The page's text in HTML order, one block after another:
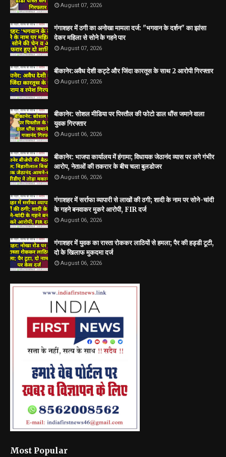
August 07, 2026
गंगाशहर में ठगी का अनोखा मामला दर्ज: "भगवान के दर्शन" का झांसा
देकर महिला से सोने के गहने पार
August 07, 2026
बीकानेर:अवैध देशी कट्टे और जिंदा कारतूस के साथ 2 आरोपी गिरफ्तार
August 07, 2026
बीकानेर: सोशल मीडिया पर पिस्तौल की फोटो डाल धौंस जमाने वाला
युवक गिरफ्तार
August 06, 2026
बीकानेर: भाजपा कार्यालय में हंगामा; विधायक जेठानंद व्यास पर लगे गंभीर
आरोप, नेताओं की तकरार के बीच चला बुलडोजर
August 06, 2026
गंगाशहर में सर्राफा व्यापारी से लाखों की ठगी; शादी के नाम पर सोने-चांदी
के गहने बनवाकर मुकरे आरोपी, FIR दर्ज
August 06, 2026
गंगाशहर में युवक का रास्ता रोककर लाठियों से हमला; पैर की हड्डी टूटी,
दो के खिलाफ मुकदमा दर्ज
August 06, 2026
Most Popular